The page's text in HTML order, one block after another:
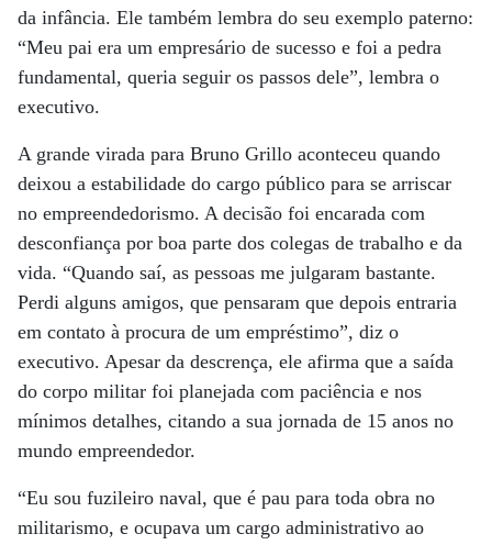
da infância. Ele também lembra do seu exemplo paterno:
“Meu pai era um empresário de sucesso e foi a pedra
fundamental, queria seguir os passos dele”, lembra o
executivo.
A grande virada para Bruno Grillo aconteceu quando
deixou a estabilidade do cargo público para se arriscar
no empreendedorismo. A decisão foi encarada com
desconfiança por boa parte dos colegas de trabalho e da
vida. “Quando saí, as pessoas me julgaram bastante.
Perdi alguns amigos, que pensaram que depois entraria
em contato à procura de um empréstimo”, diz o
executivo. Apesar da descrença, ele afirma que a saída
do corpo militar foi planejada com paciência e nos
mínimos detalhes, citando a sua jornada de 15 anos no
mundo empreendedor.
“Eu sou fuzileiro naval, que é pau para toda obra no
militarismo, e ocupava um cargo administrativo ao